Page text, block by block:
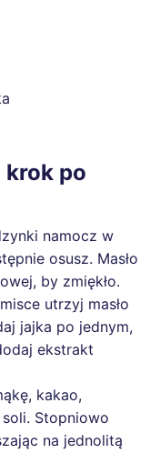
po
namocz w
osusz. Masło
by zmiękło.
utrzyj masło
jajka po jednym,
ekstrakt
kakao,
Stopniowo
na jednolitą